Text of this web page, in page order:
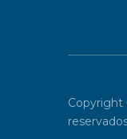
Copyright